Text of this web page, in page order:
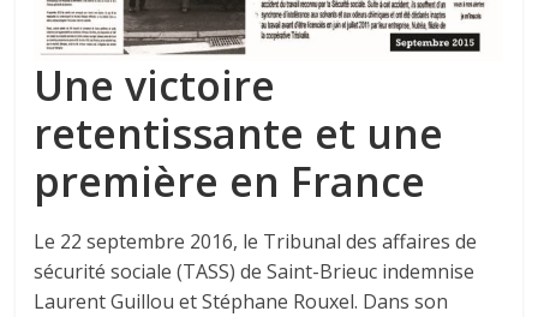
Une victoire
retentissante et une
première en France
Le 22 septembre 2016, le Tribunal des affaires de
sécurité sociale (TASS) de Saint-Brieuc indemnise
Laurent Guillou et Stéphane Rouxel. Dans son